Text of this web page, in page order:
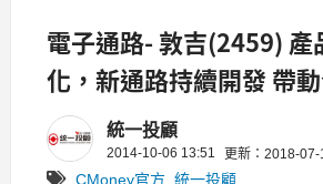
電子通路- 敦吉(2459) 產品組合優
化，新通路持續開發 帶
成長
統一投顧
2014-10-06 13:51 更新：2018-07-
CMoney官方 統一投顧